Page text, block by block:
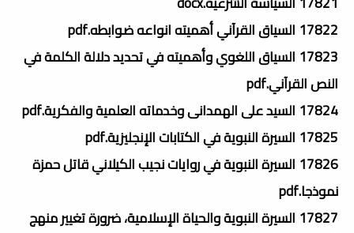
17822 السياق القرآني أهميته انواعه ضوابطه.pdf
17823 السياق اللغوي وأهميته في تحديد دلالة الكلمة في
النص القرآني.pdf
17824 السيد على الهمدانى وخدماته العلمية والفكرية.pdf
17825 السيرة النبوية في الكتابات الإنجليزية.pdf
17826 السيرة النبوية في روايات نجيب الكيلاني قاتل حمزة
نموذجا.pdf
17827 السيرة النبوية والحياة الإسلامية، ضرورة تغيير منهج